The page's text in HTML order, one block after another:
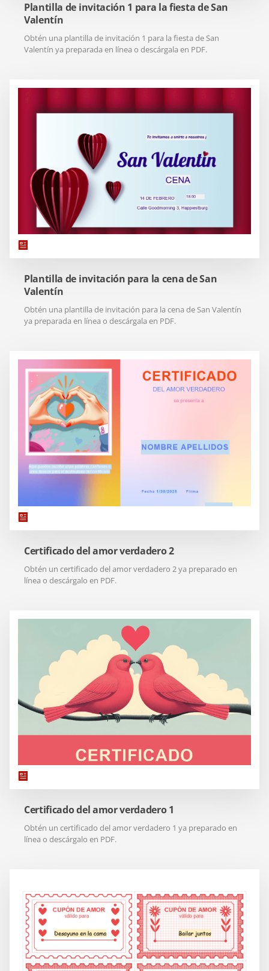
Plantilla de invitación 1 para la fiesta de San
Valentín
Obtén una plantilla de invitación 1 para la fiesta de San
Valentín ya preparada en línea o descárgala en PDF.
Plantilla de invitación para la cena de San
Valentín
Obtén una plantilla de invitación para la cena de San Valentín
ya preparada en línea o descárgala en PDF.
Certificado del amor verdadero 2
Obtén un certificado del amor verdadero 2 ya preparado en
línea o descárgalo en PDF.
Certificado del amor verdadero 1
Obtén un certificado del amor verdadero 1 ya preparado en
línea o descárgalo en PDF.